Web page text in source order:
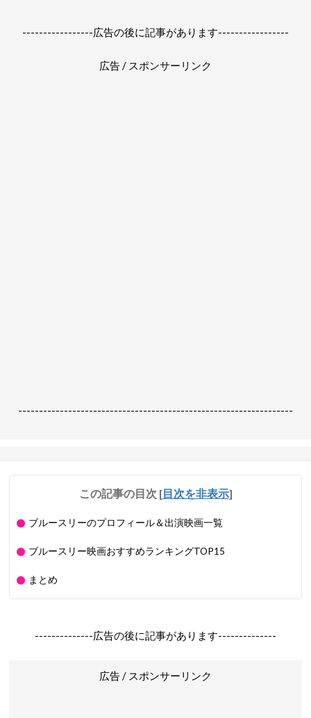
-----------------広告の後に記事があります-----------------
広告 / スポンサーリンク
------------------------------------------------------------------
この記事の目次 [目次を非表示]
ブルースリーのプロフィール＆出演映画一覧
ブルースリー映画おすすめランキングTOP15
まとめ
--------------広告の後に記事があります--------------
広告 / スポンサーリンク